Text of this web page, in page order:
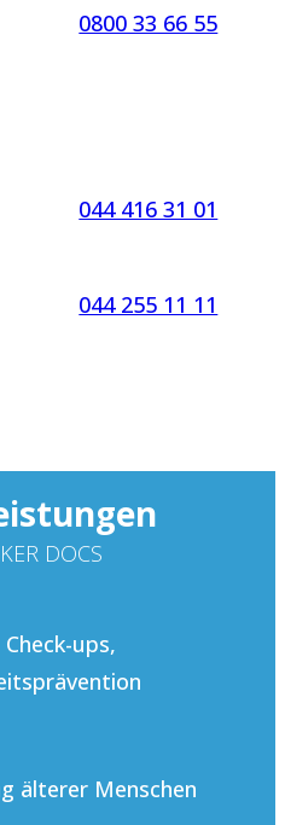
0800 33 66 55
044 416 31 01
044 255 11 11
ups,
älterer Menschen